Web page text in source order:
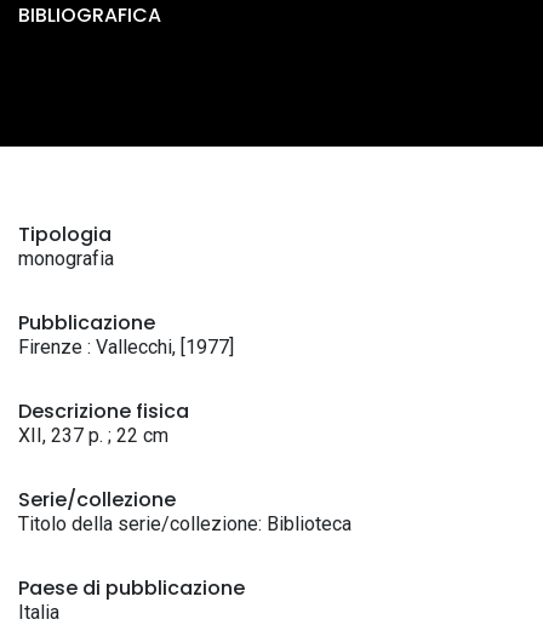
BIBLIOGRAFICA
Tipologia
monografia
Pubblicazione
Firenze : Vallecchi, [1977]
Descrizione fisica
XII, 237 p. ; 22 cm
Serie/collezione
Titolo della serie/collezione: Biblioteca
Paese di pubblicazione
Italia